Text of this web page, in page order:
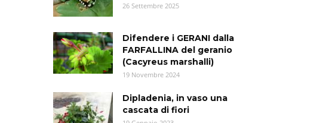
26 Settembre 2025
Difendere i GERANI dalla
FARFALLINA del geranio
(Cacyreus marshalli)
19 Novembre 2024
Dipladenia, in vaso una
cascata di fiori